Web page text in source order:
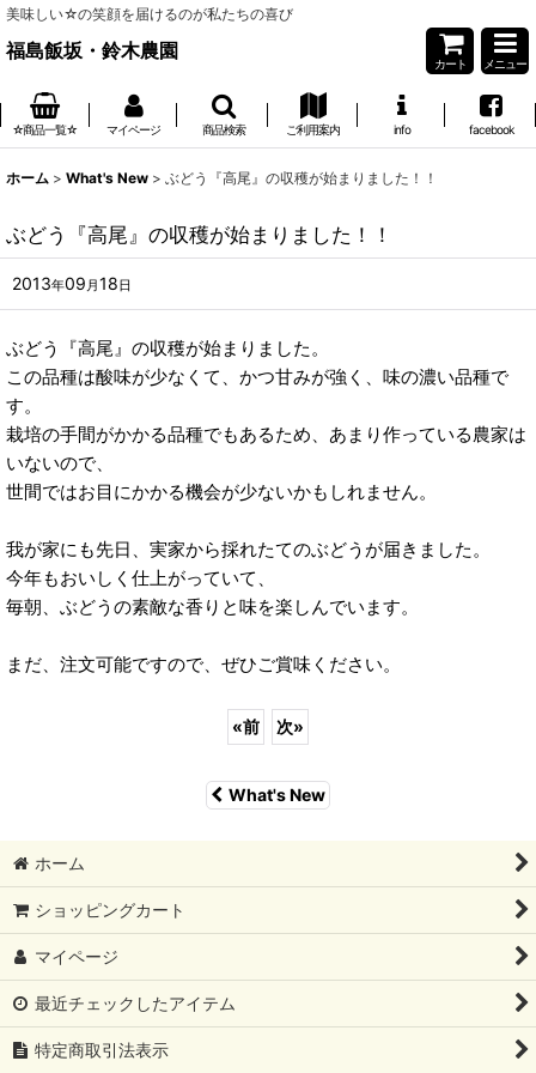
美味しい☆の笑顔を届けるのが私たちの喜び
福島飯坂・鈴木農園
カート メニュー
☆商品一覧☆ マイページ 商品検索 ご利用案内 info facebook
ホーム > What's New > ぶどう『高尾』の収穫が始まりました！！
ぶどう『高尾』の収穫が始まりました！！
2013年09 月18日
ぶどう『高尾』の収穫が始まりました。
この品種は酸味が少なくて、かつ甘みが強く、味の濃い品種で
す。
栽培の手間がかかる品種でもあるため、あまり作っている農家は
いないので、
世間ではお目にかかる機会が少ないかもしれません。
我が家にも先日、実家から採れたてのぶどうが届きました。
今年もおいしく仕上がっていて、
毎朝、ぶどうの素敵な香りと味を楽しんでいます。
まだ、注文可能ですので、ぜひご賞味ください。
«前 次»
What's New
ホーム
ショッピングカート
マイページ
最近チェックしたアイテム
特定商取引法表示